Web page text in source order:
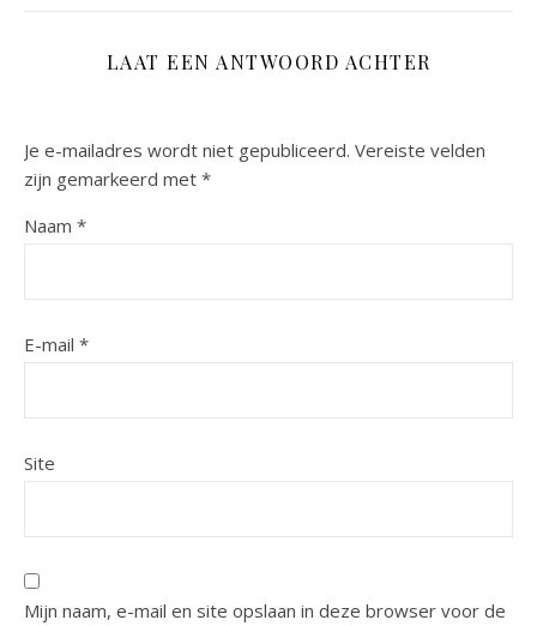
LAAT EEN ANTWOORD ACHTER
Je e-mailadres wordt niet gepubliceerd. Vereiste velden
zijn gemarkeerd met *
Naam *
E-mail *
Site
Mijn naam, e-mail en site opslaan in deze browser voor de